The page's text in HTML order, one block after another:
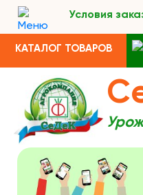
Условия
КАТАЛОГ ТОВАРОВ